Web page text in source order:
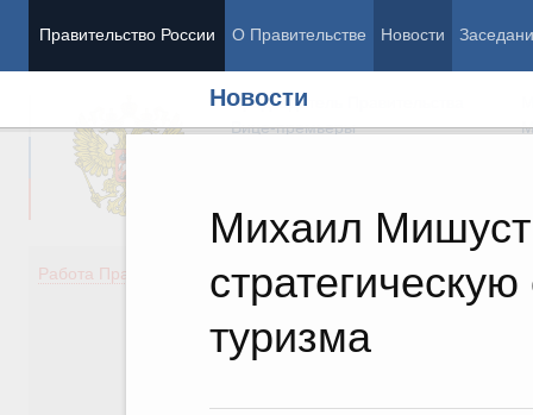
Правительство России О Правительстве Новости
Новости
Михаил
туризма
Председатель Правительства
Вице-премьеры
Работа Правительства
Демография
Здоровье
Культура